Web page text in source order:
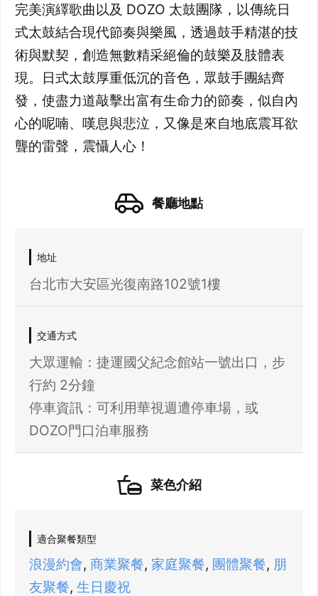
完美演繹歌曲以及 DOZO 太鼓團隊，以傳統日
式太鼓結合現代節奏與樂風，透過鼓手精湛的技
術與默契，創造無數精采絕倫的鼓樂及肢體表
現。日式太鼓厚重低沉的音色，眾鼓手團結齊
發，使盡力道敲擊出富有生命力的節奏，似自內
心的呢喃、嘆息與悲泣，又像是來自地底震耳欲
聾的雷聲，震懾人心！
餐廳地點
地址
台北市大安區光復南路102號1樓
交通方式
大眾運輸：捷運國父紀念館站一號出口，步
行約 2分鐘
停車資訊：可利用華視週遭停車場，或
DOZO門口泊車服務
菜色介紹
適合聚餐類型
浪漫約會, 商業聚餐, 家庭聚餐, 團體聚餐, 朋
友聚餐, 生日慶祝